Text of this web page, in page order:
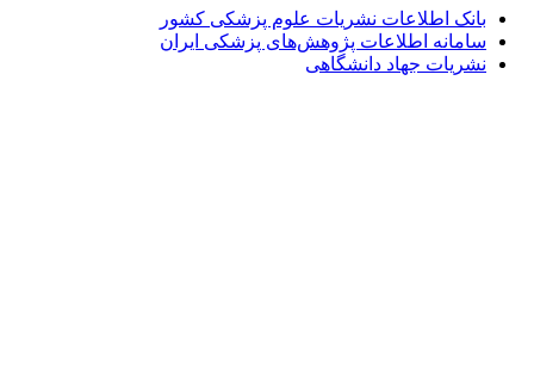
بانک اطلاعات نشریات علوم پزشکی کشور
سامانه اطلاعات پژوهش‌های پزشکی ایران
نشریات جهاد دانشگاهی